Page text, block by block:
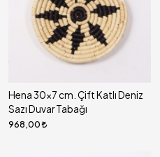
Hena 30x7 cm. Çift Katlı Deniz
Sazı Duvar Tabağı
968,00